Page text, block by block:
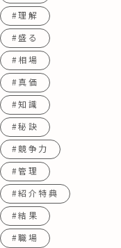
#理解
#盛る
#相場
#真価
#知識
#秘訣
#競争力
#管理
#紹介特典
#結果
#職場